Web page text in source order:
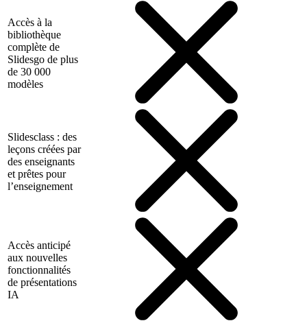
Accès à la
bibliothèque
complète de
Slidesgo de plus
de 30 000
modèles
Slidesclass : des
leçons créées par
des enseignants
et prêtes pour
l’enseignement
Accès anticipé
aux nouvelles
fonctionnalités
de présentations
IA